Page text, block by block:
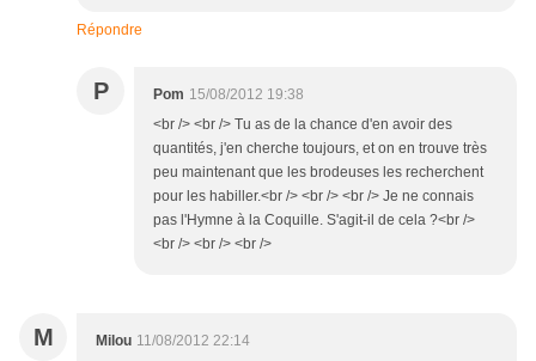
Répondre
P Pom 15/08/2012 19:38
<br /> <br /> Tu as de la chance d'en avoir des
quantités, j'en cherche toujours, et on en trouve très
peu maintenant que les brodeuses les recherchent
pour les habiller.<br /> <br /> <br /> Je ne connais
pas l'Hymne à la Coquille. S'agit-il de cela ?<br />
<br /> <br /> <br />
M Milou 11/08/2012 22:14